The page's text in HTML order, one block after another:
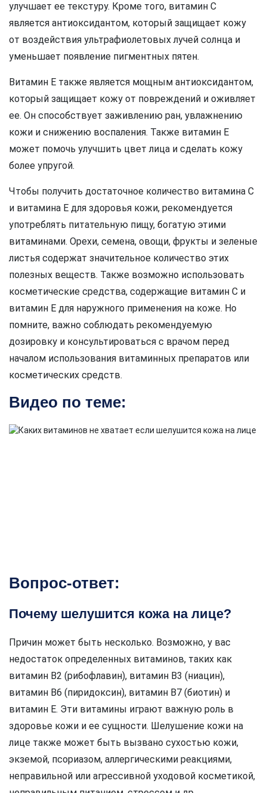
улучшает ее текстуру. Кроме того, витамин С
является антиоксидантом, который защищает кожу
от воздействия ультрафиолетовых лучей солнца и
уменьшает появление пигментных пятен.
Витамин Е также является мощным антиоксидантом,
который защищает кожу от повреждений и оживляет
ее. Он способствует заживлению ран, увлажнению
кожи и снижению воспаления. Также витамин Е
может помочь улучшить цвет лица и сделать кожу
более упругой.
Чтобы получить достаточное количество витамина С
и витамина Е для здоровья кожи, рекомендуется
употреблять питательную пищу, богатую этими
витаминами. Орехи, семена, овощи, фрукты и зеленые
листья содержат значительное количество этих
полезных веществ. Также возможно использовать
косметические средства, содержащие витамин С и
витамин Е для наружного применения на коже. Но
помните, важно соблюдать рекомендуемую
дозировку и консультироваться с врачом перед
началом использования витаминных препаратов или
косметических средств.
Видео по теме:
Вопрос-ответ:
Почему шелушится кожа на лице?
Причин может быть несколько. Возможно, у вас
недостаток определенных витаминов, таких как
витамин В2 (рибофлавин), витамин В3 (ниацин),
витамин В6 (пиридоксин), витамин В7 (биотин) и
витамин Е. Эти витамины играют важную роль в
здоровье кожи и ее сущности. Шелушение кожи на
лице также может быть вызвано сухостью кожи,
экземой, псориазом, аллергическими реакциями,
неправильной или агрессивной уходовой косметикой,